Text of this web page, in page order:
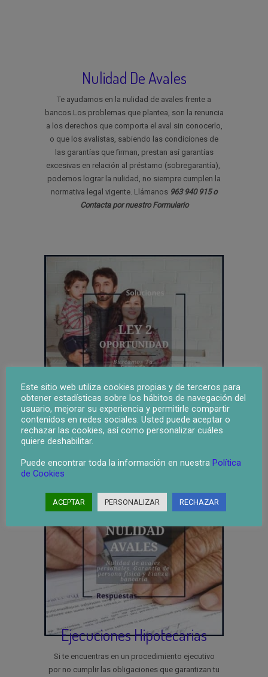
Nulidad De Avales
Te ayudamos en la nulidad de avales frente a
bancos.Los problemas que plantea, son la renuncia
a los derechos que comporta el aval sin conocerlo,
o que los avalistas, sabiendo las condiciones de
las garantías que firman, prestan así garantías
excesivas en relación al préstamo (sobregarantía),
podemos lograr la nulidad, no siempre cumplen la
normativa legal vigente. Llámanos 963 940 915 o
Contacta por nuestro Formulario
Ejecuciones Hipotecarias
Si te encuentras en un procedimiento ejecutivo
por no cumplir las obligaciones que garantizan tu
Este sitio web utiliza cookies propias y de terceros para
obtener estadísticas sobre los hábitos de navegación del
usuario, mejorar su experiencia y permitirle compartir
contenidos en redes sociales. Usted puede aceptar o
rechazar las cookies, así como personalizar cuáles
quiere deshabilitar.
Puede encontrar toda la información en nuestra Política
de Cookies
ACEPTAR PERSONALIZAR RECHAZAR